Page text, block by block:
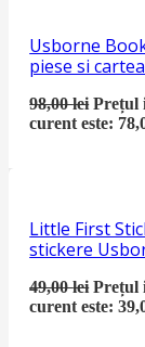
Usborne
piese si
98,00lei Prețul
curent este:
Little First
stickere
49,00lei Prețul
curent este: